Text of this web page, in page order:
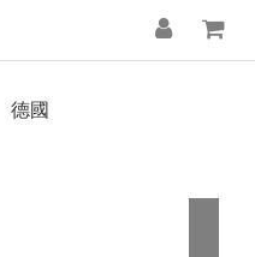
德國